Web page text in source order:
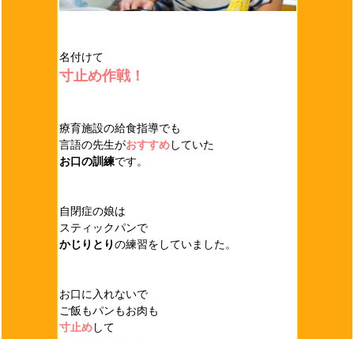
名付けて
寸止め作戦！
療育施設の給食指導でも
言語の先生がおすすめしていた
お口の訓練です。
自閉症の娘は
スティックパンで
かじりとりの練習をしていました。
お口に入れないで
ご飯もパンもお肉も
寸止めして